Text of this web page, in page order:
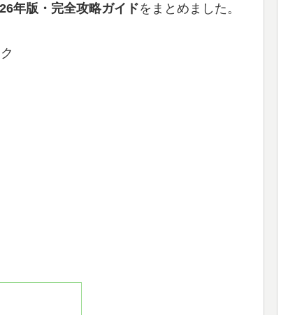
年版・完全攻略ガイドをまとめました。